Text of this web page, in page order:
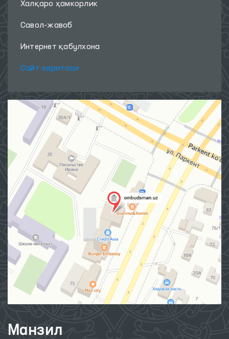
Халқаро ҳамкорлик
Савол-жавоб
Интернет қабулхона
Сайт харитаси
Манзил